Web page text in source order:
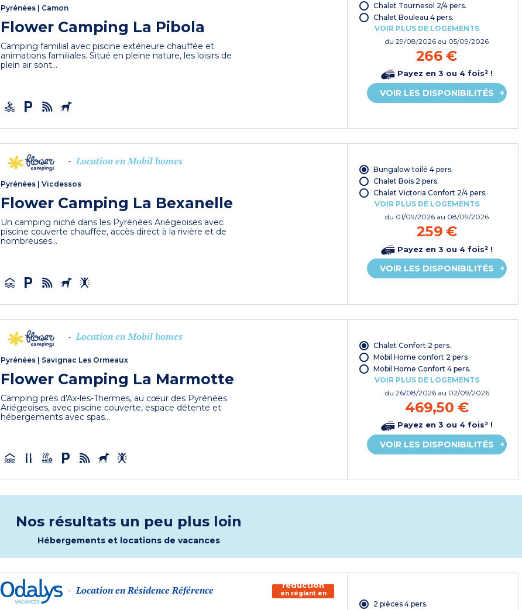
Pyrénées Camon
Flower Camping La Pibola
Camping familial avec piscine extérieure chauffée et
animations familiales. Situé en pleine nature, les loisirs de
plein air sont...
Chalet Tournesol 2/4 pers.
Chalet Bouleau 4 pers.
VOIR PLUS DE LOGEMENTS
du29/08/2026 au 05/09/2026
266 €
Payez en 3 ou 4 fois² !
VOIR LES DISPONIBILITÉS
- Location en Mobil homes
Pyrénées |Vicdessos
Flower Camping La Bexanelle
Un camping niché dans les Pyrénées Ariégeoises avec
piscine couverte chauffée, accès direct à la rivière et de
nombreuses...
Bungalow toilé 4 pers.
Chalet Bois 2 pers.
Chalet Victoria Confort 2/4 pers.
VOIR PLUS DE LOGEMENTS
du 01/09/2026 au 08/09/2026
259 €
Payez en 3 ou 4 fois² !
VOIR LES DISPONIBILITÉS
- Location en Mobil homes
Pyrénées Savignac Les Ormeaux
Flower Camping La Marmotte
Camping près d'Ax-les-Thermes, au cœur des Pyrénées
Ariégeoises, avec piscine couverte, espace détente et
hébergements avec spas...
Chalet Confort 2 pers.
Mobil Home confort 2 pers
Mobil Home Confort 4 pers.
VOIR PLUS DE LOGEMENTS
du 26/08/2026 au 02/09/2026
469,50 €
Payez en 3 ou 4 fois² !
VOIR LES DISPONIBILITÉS
Nos résultats un peu plus loin
Hébergements et locations de vacances
- Location en Résidence Référence
150€ de
réduction
en réglant en
chèque
2 pièces 4 pers.